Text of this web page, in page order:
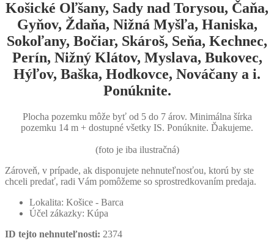
Košické Oľšany, Sady nad Torysou, Čaňa,
Gyňov, Ždaňa, Nižná Myšľa, Haniska,
Sokoľany, Bočiar, Skároš, Seňa, Kechnec,
Perín, Nižný Klátov, Myslava, Bukovec,
Hýľov, Baška, Hodkovce, Nováčany a i.
Ponúknite.
Plocha pozemku môže byť od 5 do 7 árov. Minimálna šírka
pozemku 14 m + dostupné všetky IS. Ponúknite. Ďakujeme.
(foto je iba ilustračná)
Zároveň, v prípade, ak disponujete nehnuteľnosťou, ktorú by ste
chceli predať, radi Vám pomôžeme so sprostredkovaním predaja.
Lokalita: Košice - Barca
Účel zákazky: Kúpa
ID tejto nehnuteľnosti: 2374